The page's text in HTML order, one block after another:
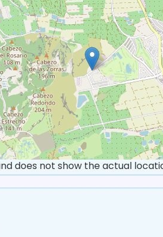
does not show the actual